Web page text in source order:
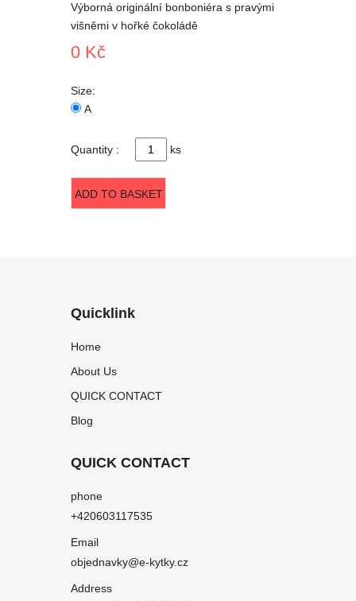
Výborná originální bonboniéra s pravými
višněmi v hořké čokoládě
0 Kč
Size:
A
Quantity : ks
ADD TO BASKET
Quicklink
Home
About Us
QUICK CONTACT
Blog
QUICK CONTACT
phone
+420603117535
Email
objednavky@e-kytky.cz
Address